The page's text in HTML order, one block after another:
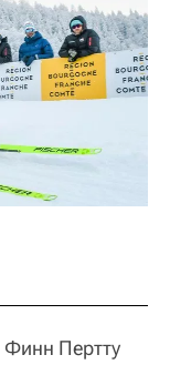
Финн Пертту